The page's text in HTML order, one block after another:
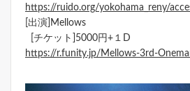
https://ruido.org/yokohama_reny/
[出演]Mellows
[チケット]5000円+１D
https://r.funity.jp/Mellows-3rd-